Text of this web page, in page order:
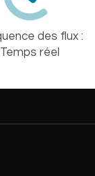
des flux :
Temps réel